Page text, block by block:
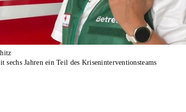
sechs Jahren ein Teil des Kriseninterventionsteams